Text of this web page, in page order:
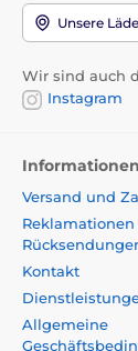
Unsere
Wir sind auch
Instagram
Versand und
Kontakt
Allgemeine